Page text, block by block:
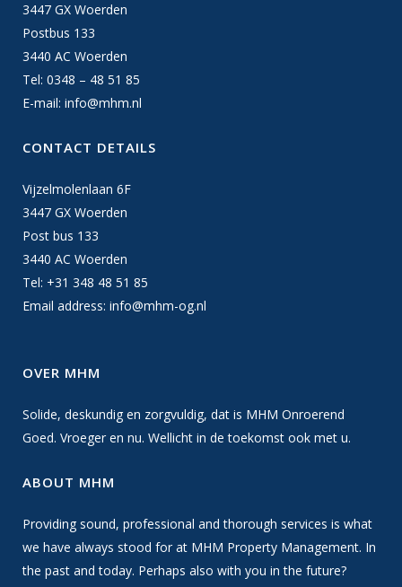
3447 GX Woerden
Postbus 133
3440 AC Woerden
Tel: 0348 – 48 51 85
E-mail: info@mhm.nl
CONTACT DETAILS
Vijzelmolenlaan 6F
3447 GX Woerden
Post bus 133
3440 AC Woerden
Tel: +31 348 48 51 85
Email address: info@mhm-og.nl
OVER MHM
Solide, deskundig en zorgvuldig, dat is MHM Onroerend
Goed. Vroeger en nu. Wellicht in de toekomst ook met u.
ABOUT MHM
Providing sound, professional and thorough services is what
we have always stood for at MHM Property Management. In
the past and today. Perhaps also with you in the future?